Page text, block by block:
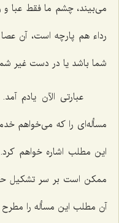
می‌بیند، چشم ما فقط عبا و
رداء هم پارچه است، آن
شما باشد یا در دست غیر
عبارتی الآن یادم
مسأله‌ای را كه می‌خواهم
این مطلب اشاره خواهم
ممكن است بر سر تشكیل
آن مطلب این مسأله را